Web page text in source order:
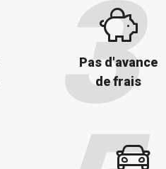
Pas d'avance
de frais